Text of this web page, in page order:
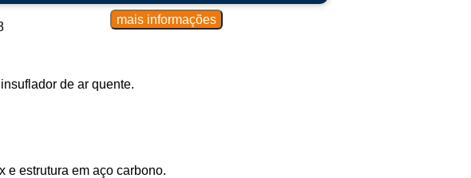
de ar quente.
e estrutura em aço carbono.